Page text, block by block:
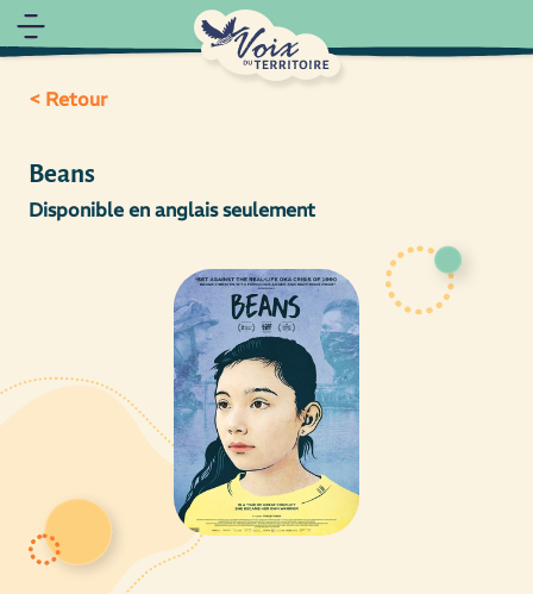
< Retour
Beans
Disponible en anglais seulement